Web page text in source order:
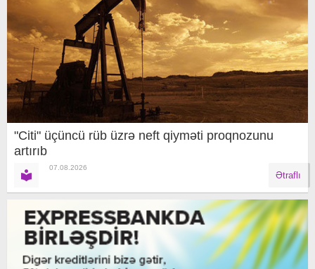
"Citi" üçüncü rüb üzrə neft qiyməti proqnozunu
artırıb
07.08.2026
Ətraflı